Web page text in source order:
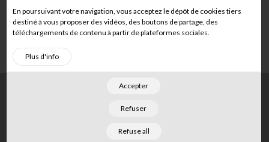
Panadería artesanal con varias tiendas
Panadería industrial
Panadería de supermercado
En poursuivant votre navigation, vous acceptez le dépôt de cookies tiers
destiné à vous proposer des vidéos, des boutons de partage, des
téléchargements de contenu à partir de plateformes sociales.
Plus d'info
Accepter
Refuser
Refuse all